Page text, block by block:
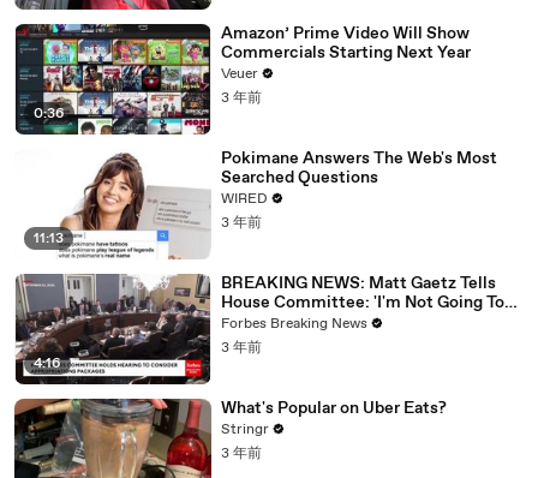
0:36
Amazon’ Prime Video Will Show
Commercials Starting Next Year
Veuer
3 年前
11:13
Pokimane Answers The Web's Most
Searched Questions
WIRED
3 年前
4:16
BREAKING NEWS: Matt Gaetz Tells
House Committee: 'I'm Not Going To
Vote For A Continuing Resolution'
Forbes Breaking News
3 年前
What's Popular on Uber Eats?
Stringr
3 年前